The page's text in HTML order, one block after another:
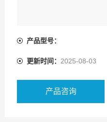
产品型号：
更新时间： 2025-08-03
产品咨询